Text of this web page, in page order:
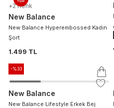
+2 Renk
New Balance
New Balance Hyperembossed Kadın
Şort
1.499 TL
-%33
New Balance
New Balance Lifestyle Erkek Bej